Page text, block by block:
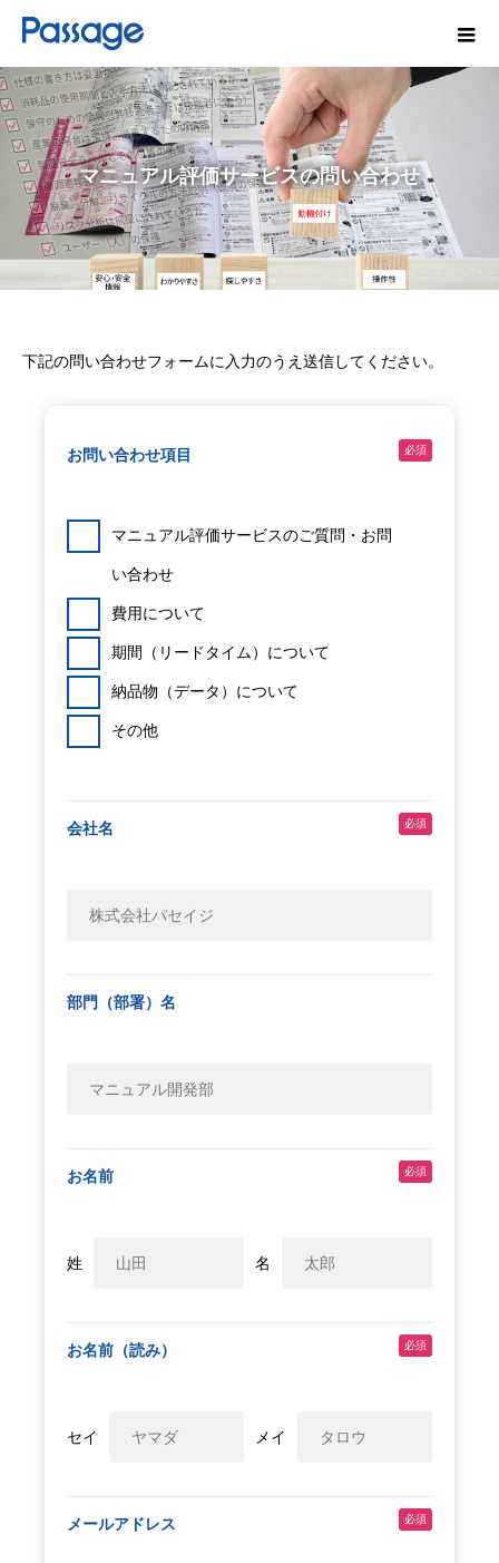
マニュアル評価サービスの問い合わせ
下記の問い合わせフォームに入力のうえ送信してください。
お問い合わせ項目 必須
マニュアル評価サービスのご質問・お問
い合わせ
費用について
期間（リードタイム）について
納品物（データ）について
その他
会社名 必須
部門（部署）名
お名前 必須
姓 名
お名前（読み） 必須
セイ メイ
メールアドレス 必須